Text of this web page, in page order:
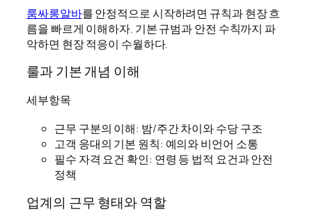
룸싸롱알바를 안정적으로 시작하려면 규칙과 현장 흐
름을 빠르게 이해하자. 기본 규범과 안전 수칙까지 파
악하면 현장 적응이 수월하다.
룰과 기본 개념 이해
세부항목
근무 구분의 이해: 밤/주간 차이와 수당 구조
고객 응대의 기본 원칙: 예의와 비언어 소통
필수 자격 요건 확인: 연령 등 법적 요건과 안전
정책
업계의 근무 형태와 역할